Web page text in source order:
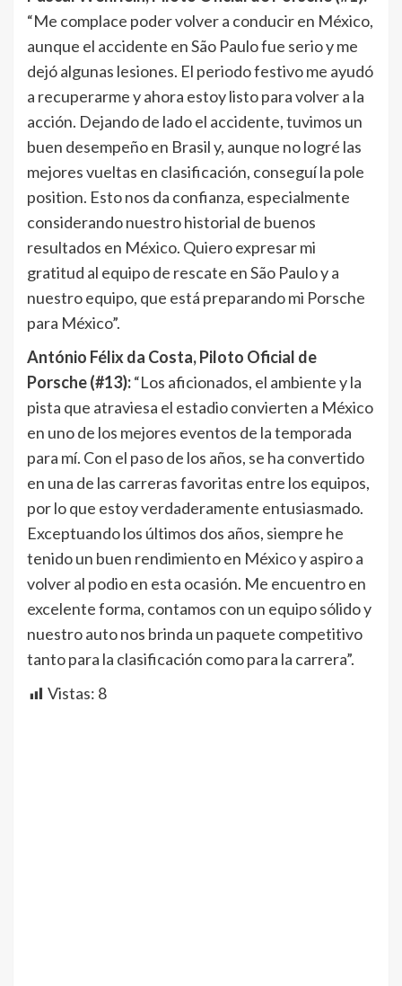
“Me complace poder volver a conducir en México,
aunque el accidente en São Paulo fue serio y me
dejó algunas lesiones. El periodo festivo me ayudó
a recuperarme y ahora estoy listo para volver a la
acción. Dejando de lado el accidente, tuvimos un
buen desempeño en Brasil y, aunque no logré las
mejores vueltas en clasificación, conseguí la pole
position. Esto nos da confianza, especialmente
considerando nuestro historial de buenos
resultados en México. Quiero expresar mi
gratitud al equipo de rescate en São Paulo y a
nuestro equipo, que está preparando mi Porsche
para México”.
António Félix da Costa, Piloto Oficial de
Porsche (#13):“Los aficionados, el ambiente y la
pista que atraviesa el estadio convierten a México
en uno de los mejores eventos de la temporada
para mí. Con el paso de los años, se ha convertido
en una de las carreras favoritas entre los equipos,
por lo que estoy verdaderamente entusiasmado.
Exceptuando los últimos dos años, siempre he
tenido un buen rendimiento en México y aspiro a
volver al podio en esta ocasión. Me encuentro en
excelente forma, contamos con un equipo sólido y
nuestro auto nos brinda un paquete competitivo
tanto para la clasificación como para la carrera”.
Vistas: 8